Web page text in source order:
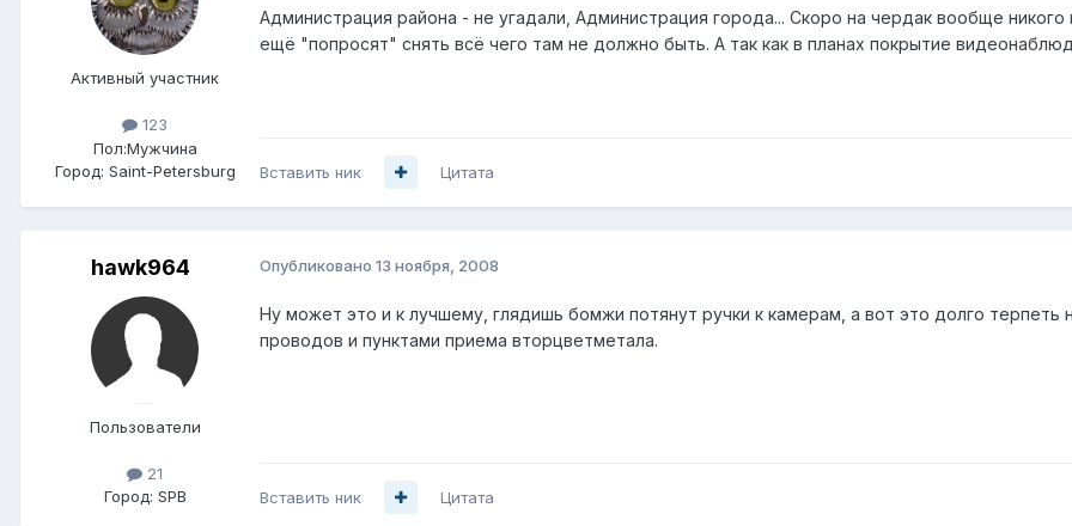
Активный участник
123
Пол:Мужчина
Город: Saint-Petersburg
Администрация района - не угадали, Администрация города... Скоро на чердак вообще
ещё "попросят" снять всё чего там не должно быть. А так как в планах покрытие
Вставить ник Цитата
hawk964
Пользователи
21
Город: SPB
Опубликовано 13 ноября, 2008
Ну может это и к лучшему, глядишь бомжи потянут ручки к камерам, а вот это долго терпеть
проводов и пунктами приема вторцветметала.
Вставить ник Цитата